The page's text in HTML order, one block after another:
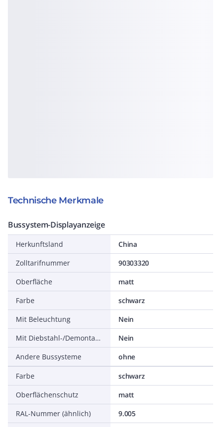
Technische Merkmale
Bussystem-Displayanzeige
Herkunftsland
China
Zolltarifnummer
90303320
Oberfläche
matt
Farbe
schwarz
Mit Beleuchtung
Nein
Mit Diebstahl-/Demontageschutz
Nein
Andere Bussysteme
ohne
Farbe
schwarz
Oberflächenschutz
matt
RAL-Nummer (ähnlich)
9.005